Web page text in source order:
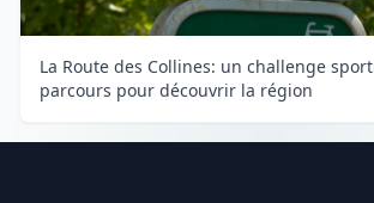
La Route des Collines: un challenge
parcours pour découvrir la région